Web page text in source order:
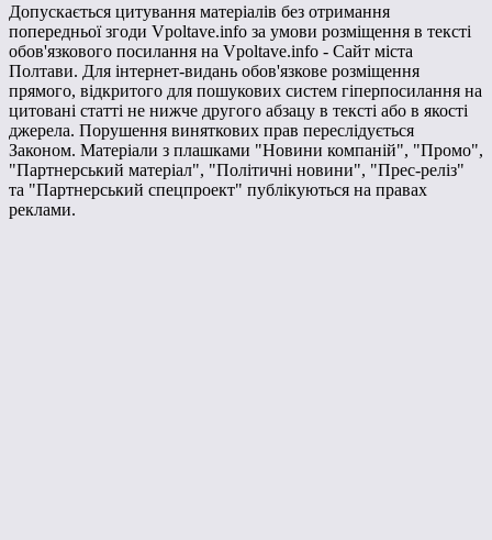
Допускається цитування матеріалів без отримання
попередньої згоди Vpoltave.info за умови розміщення в тексті
обов'язкового посилання на Vpoltave.info - Сайт міста
Полтави. Для інтернет-видань обов'язкове розміщення
прямого, відкритого для пошукових систем гіперпосилання на
цитовані статті не нижче другого абзацу в тексті або в якості
джерела. Порушення виняткових прав переслідується
Законом. Матеріали з плашками "Новини компаній", "Промо",
"Партнерський матеріал", "Політичні новини", "Прес-реліз"
та "Партнерський спецпроект" публікуються на правах
реклами.